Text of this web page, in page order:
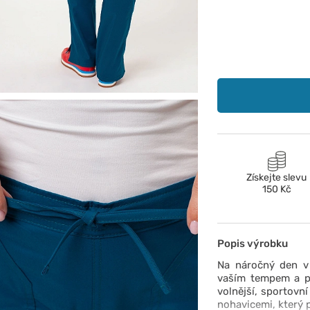
Získejte slevu
150 Kč
Popis výrobku
Na náročný den
vaším tempem a
volnější,
nohavicemi, který